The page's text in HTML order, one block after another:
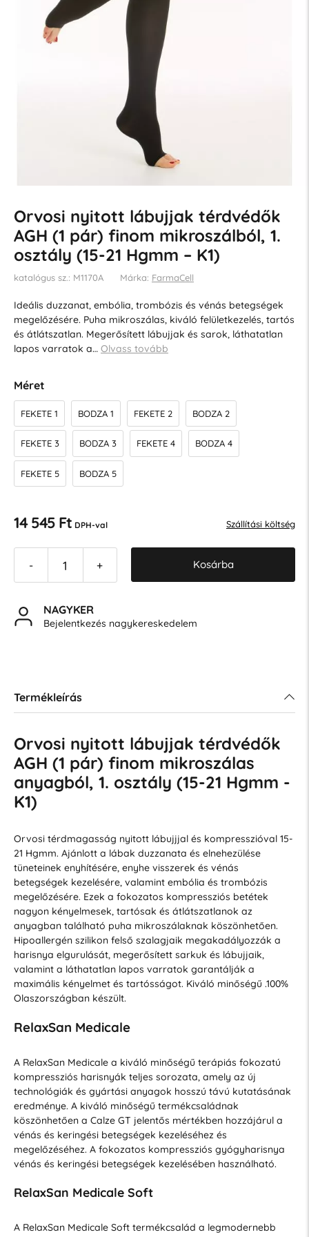
Orvosi nyitott lábujjak térdvédők
AGH (1 pár) finom mikroszálból, 1.
osztály (15-21 Hgmm – K1)
katalógus sz.: M1170A Márka: FarmaCell
Ideális duzzanat, embólia, trombózis és vénás betegségek
megelőzésére. Puha mikroszálas, kiváló felületkezelés, tartós
és átlátszatlan. Megerősített lábujjak és sarok, láthatatlan
lapos varratok a… Olvass tovább
Méret
FEKETE 1 BODZA 1 FEKETE 2 BODZA 2
FEKETE 3 BODZA 3 FEKETE 4 BODZA 4
FEKETE 5 BODZA 5
14 545 Ft DPH-val Szállítási költség
- + Kosárba
NAGYKER
Bejelentkezés nagykereskedelem
Termékleírás
Orvosi nyitott lábujjak térdvédők
AGH (1 pár) finom mikroszálas
anyagból, 1. osztály (15-21 Hgmm -
K1)
Orvosi térdmagasság nyitott lábujjjal és kompresszióval 15-
21 Hgmm. Ajánlott a lábak duzzanata és elnehezülése
tüneteinek enyhítésére, enyhe visszerek és vénás
betegségek kezelésére, valamint embólia és trombózis
megelőzésére. Ezek a fokozatos kompressziós betétek
nagyon kényelmesek, tartósak és átlátszatlanok az
anyagban található puha mikroszálaknak köszönhetően.
Hipoallergén szilikon felső szalagjaik megakadályozzák a
harisnya elgurulását, megerősített sarkuk és lábujjaik,
valamint a láthatatlan lapos varratok garantálják a
maximális kényelmet és tartósságot. Kiváló minőségű .100%
Olaszországban készült.
RelaxSan Medicale
A RelaxSan Medicale a kiváló minőségű terápiás fokozatú
kompressziós harisnyák teljes sorozata, amely az új
technológiák és gyártási anyagok hosszú távú kutatásának
eredménye. A kiváló minőségű termékcsaládnak
köszönhetően a Calze GT jelentős mértékben hozzájárul a
vénás és keringési betegségek kezeléséhez és
megelőzéséhez. A fokozatos kompressziós gyógyharisnya
vénás és keringési betegségek kezelésében használható.
RelaxSan Medicale Soft
A RelaxSan Medicale Soft termékcsalád a legmodernebb